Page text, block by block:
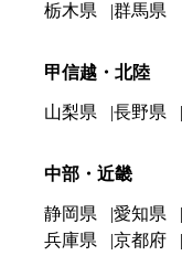
栃木県
群馬県
甲信越・北陸
山梨県 長野県
中部・近畿
静岡県 愛知県
兵庫県
京都府